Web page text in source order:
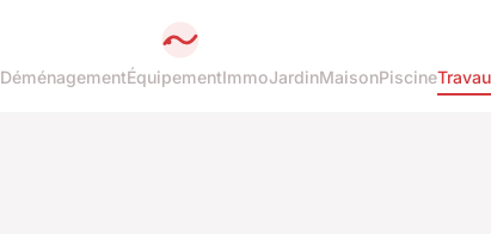
DéménagementÉquipementImmoJardinMaisonPiscine